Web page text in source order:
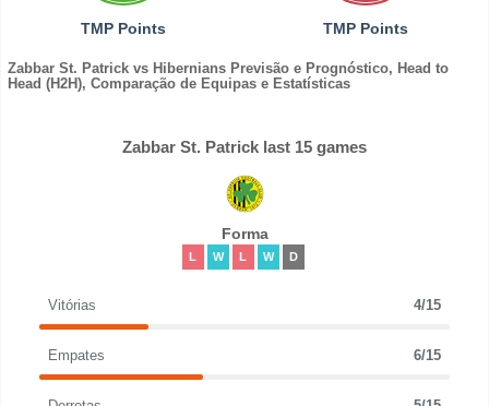
TMP Points TMP Points
Zabbar St. Patrick vs Hibernians Previsão e Prognóstico, Head to
Head (H2H), Comparação de Equipas e Estatísticas
Zabbar St. Patrick last 15 games
Forma
L W L W D
Vitórias 4/15
Empates 6/15